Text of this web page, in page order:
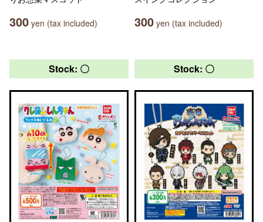
300 yen (tax included) 300 yen (tax included)
Stock: 〇 Stock: 〇